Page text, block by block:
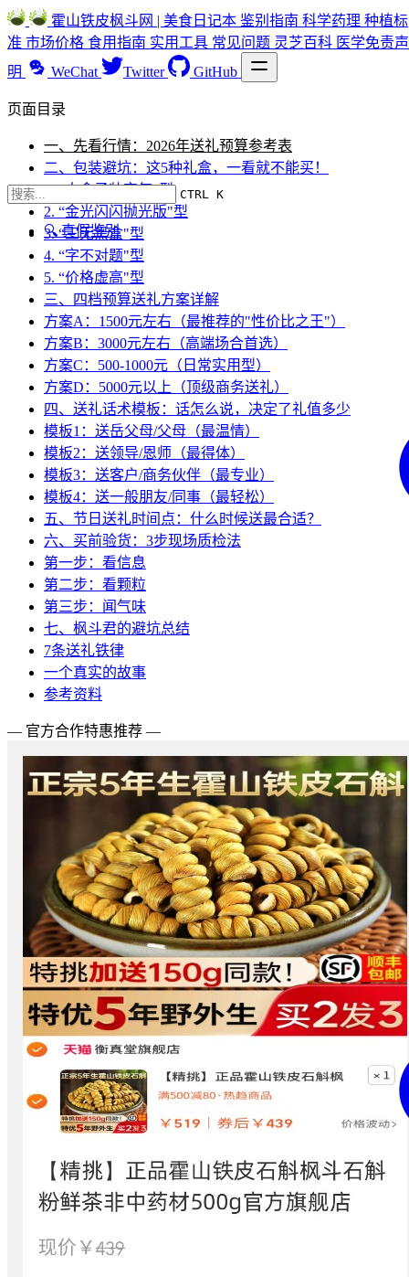
霍山铁皮枫斗网 | 美食日记本 鉴别指南 科学药理 种植标
准 市场价格 食用指南 实用工具 常见问题 灵芝百科 医学免责声
明
WeChat Twitter GitHub
CTRL K
🔍 真假鉴别
页面目录
一、先看行情：2026年送礼预算参考表
二、包装避坑：这5种礼盒，一看就不能买！
1. “大盒子装空气"型
2. “金光闪闪抛光版"型
3. “三无黑盒"型
4. “字不对题"型
5. “价格虚高"型
三、四档预算送礼方案详解
方案A：1500元左右（最推荐的"性价比之王"）
方案B：3000元左右（高端场合首选）
方案C：500-1000元（日常实用型）
方案D：5000元以上（顶级商务送礼）
四、送礼话术模板：话怎么说，决定了礼值多少
模板1：送岳父母/父母（最温情）
模板2：送领导/恩师（最得体）
模板3：送客户/商务伙伴（最专业）
模板4：送一般朋友/同事（最轻松）
五、节日送礼时间点：什么时候送最合适？
六、买前验货：3步现场质检法
第一步：看信息
第二步：看颗粒
第三步：闻气味
七、枫斗君的避坑总结
7条送礼铁律
一个真实的故事
参考资料
— 官方合作特惠推荐 —